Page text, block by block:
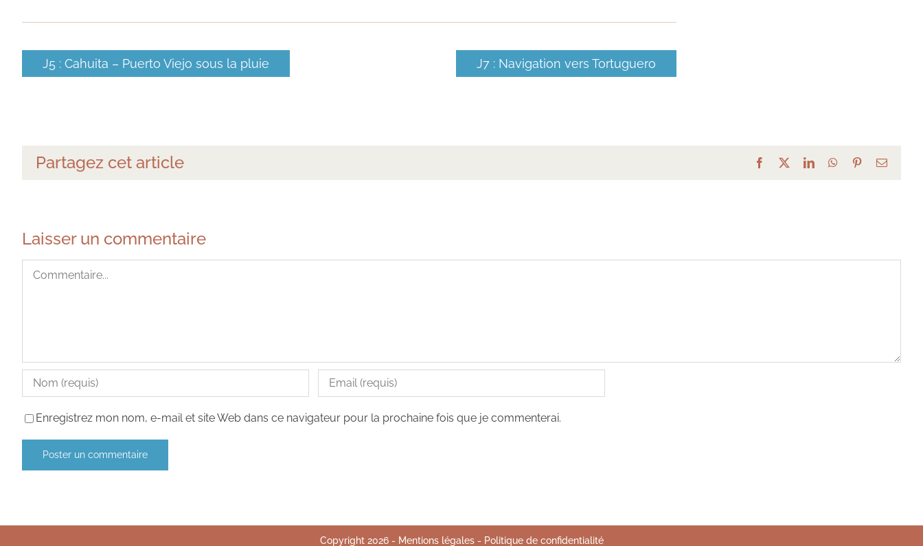
J5 : Cahuita – Puerto Viejo sous la pluie J7 : Navigation vers Tortuguero
Partagez cet article Facebook LinkedInWhatsApp
PinterestEmail
Laisser un commentaire
Enregistrez mon nom, e-mail et site Web dans ce navigateur pour la prochaine fois que je commenterai.
Copyright 2026- Mentions légales- Politique de confidentialité